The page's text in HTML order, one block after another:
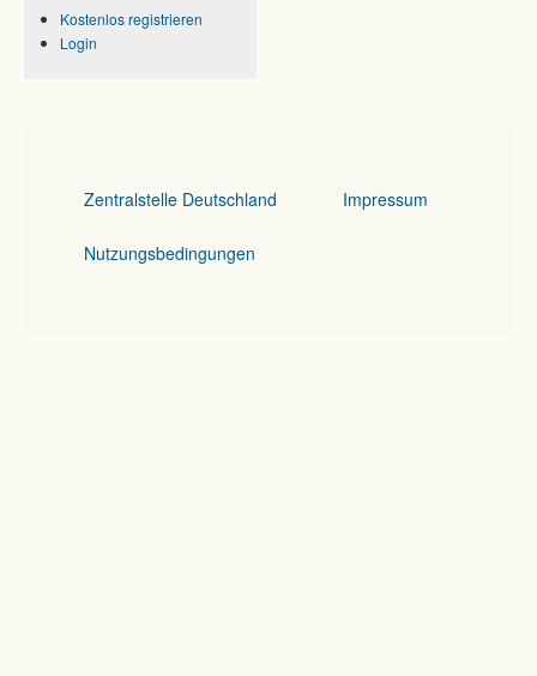
Kostenlos registrieren
Login
Zentralstelle Deutschland Impressum
Nutzungsbedingungen